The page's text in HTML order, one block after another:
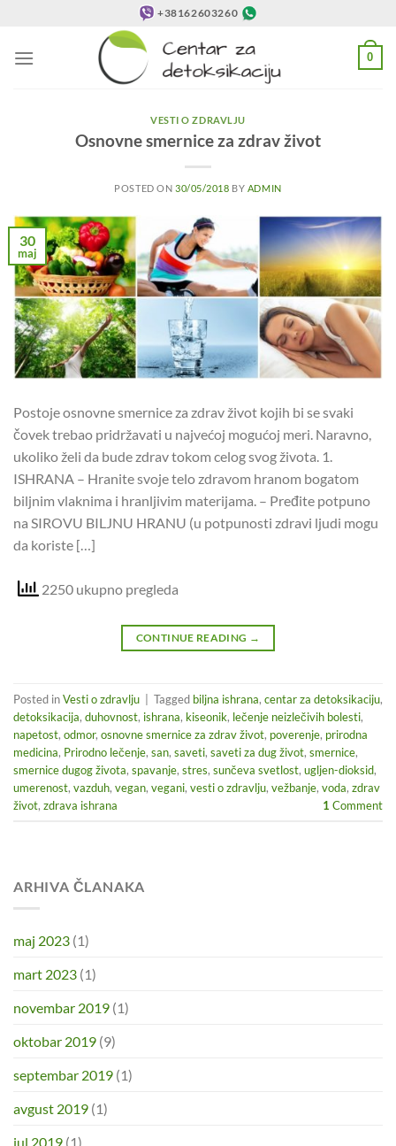
sadržaj
+38162603260
0
VESTI O ZDRAVLJU
Osnovne smernice za zdrav život
POSTED ON 30/05/2018 BY ADMIN
30
maj
Postoje osnovne smernice za zdrav život kojih bi se svaki
čovek trebao pridržavati u najvećoj mogućoj meri. Naravno,
ukoliko želi da bude zdrav tokom celog svog života. 1.
ISHRANA – Hranite svoje telo zdravom hranom bogatom
biljnim vlaknima i hranljivim materijama. – Pređite potpuno
na SIROVU BILJNU HRANU (u potpunosti zdravi ljudi mogu
da koriste […]
2250 ukupno pregleda
CONTINUE READING →
Posted inVesti o zdravlju Tagged biljna ishrana, centar za detoksikaciju,
detoksikacija, duhovnost, ishrana, kiseonik, lečenje neizlečivih bolesti,
napetost, odmor, osnovne smernice za zdrav život, poverenje, prirodna
medicina, Prirodno lečenje, san, saveti, saveti za dug život, smernice,
smernice dugog života, spavanje, stres, sunčeva svetlost, ugljen-dioksid,
umerenost, vazduh, vegan, vegani, vesti o zdravlju, vežbanje, voda, zdrav
život, zdrava ishrana 1 Comment
ARHIVA ČLANAKA
maj 2023 (1)
mart 2023 (1)
novembar 2019 (1)
oktobar 2019 (9)
septembar 2019 (1)
avgust 2019 (1)
jul 2019 (1)